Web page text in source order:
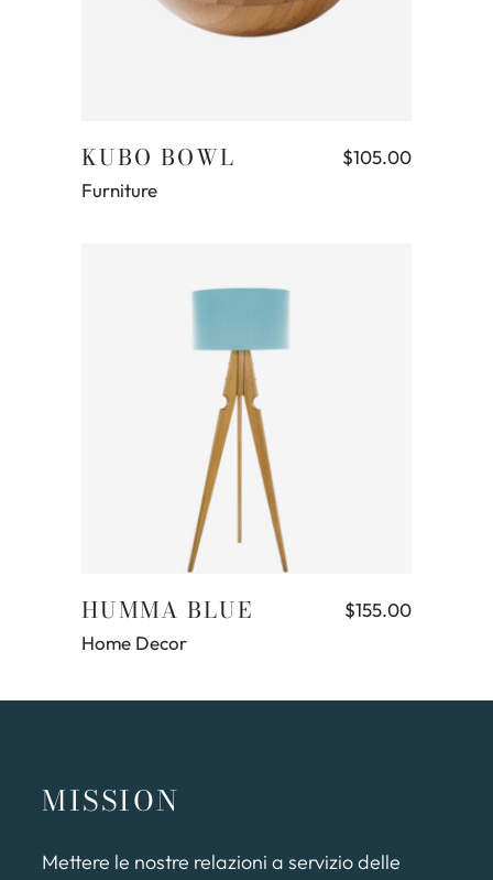
KUBO BOWL $105.00
Furniture
Aggiungi al carrello
HUMMA BLUE $155.00
Home Decor
MISSION
Mettere le nostre relazioni a servizio delle